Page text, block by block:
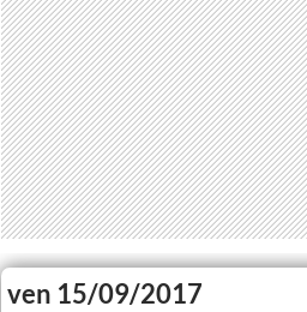
ven 15/09/2017